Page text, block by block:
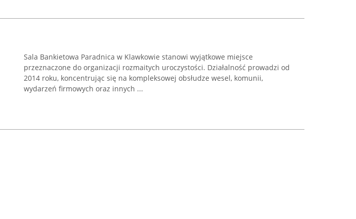
Sala Bankietowa Paradnica w Klawkowie stanowi wyjątkowe miejsce
przeznaczone do organizacji rozmaitych uroczystości. Działalność prowadzi od
2014 roku, koncentrując się na kompleksowej obsłudze wesel, komunii,
wydarzeń firmowych oraz innych ...